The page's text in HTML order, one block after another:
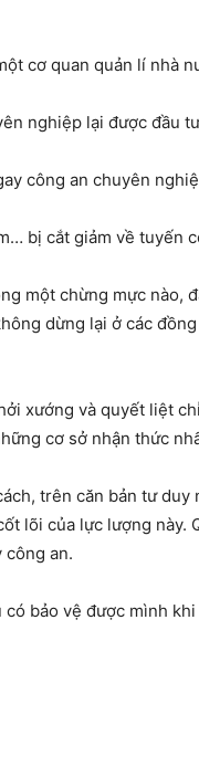
cơ quan quản lí nhà
nghiệp lại được đầu
công an chuyên
bị cắt giảm về tuyến
một chừng mực nào,
dừng lại ở các
xướng và quyết liệt
cơ sở nhận thức
trên căn bản tư
lõi của lực lượng này.
công an.
bảo vệ được mình